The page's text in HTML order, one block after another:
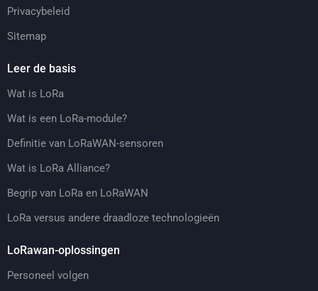
Privacybeleid
Sitemap
Leer de basis
Wat is LoRa
Wat is een LoRa-module?
Definitie van LoRaWAN-sensoren
Wat is LoRa Alliance?
Begrip van LoRa en LoRaWAN
LoRa versus andere draadloze technologieën
LoRawan-oplossingen
Personeel volgen